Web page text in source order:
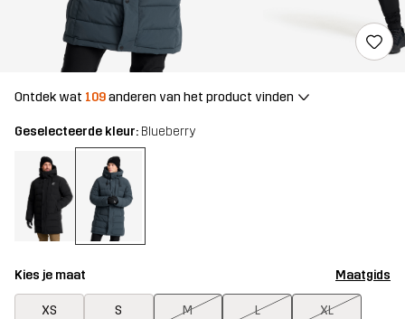
Ontdek wat 109anderen van het product vinden
Geselecteerde kleur: Blueberry
Kies je maat Maatgids
XS S M L XL